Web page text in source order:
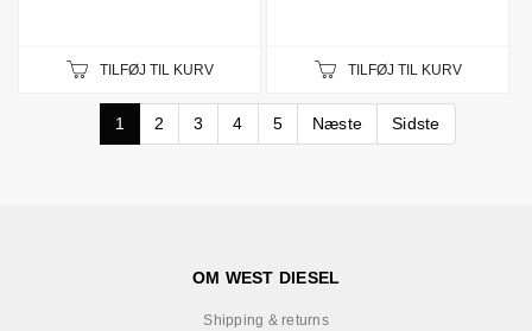
TILFØJ TIL KURV TILFØJ TIL KURV
1 2 3 4 5 Næste Sidste
OM WEST DIESEL
Shipping & returns